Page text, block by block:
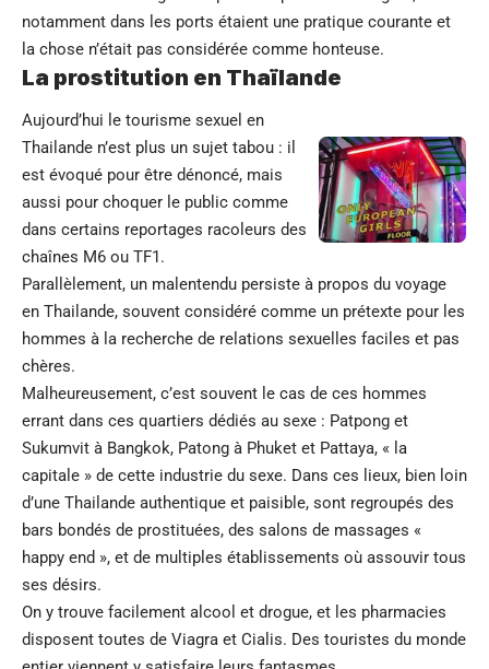
notamment dans les ports étaient une pratique courante et
la chose n’était pas considérée comme honteuse.
La prostitution en Thaïlande
Aujourd’hui le tourisme sexuel en
Thailande n’est plus un sujet tabou : il
est évoqué pour être dénoncé, mais
aussi pour choquer le public comme
dans certains reportages racoleurs des
chaînes M6 ou TF1.
Parallèlement, un malentendu persiste à propos du voyage
en Thailande, souvent considéré comme un prétexte pour les
hommes à la recherche de relations sexuelles faciles et pas
chères.
Malheureusement, c’est souvent le cas de ces hommes
errant dans ces quartiers dédiés au sexe : Patpong et
Sukumvit à Bangkok, Patong à Phuket et Pattaya, « la
capitale » de cette industrie du sexe. Dans ces lieux, bien loin
d’une Thailande authentique et paisible, sont regroupés des
bars bondés de prostituées, des salons de massages «
happy end », et de multiples établissements où assouvir tous
ses désirs.
On y trouve facilement alcool et drogue, et les pharmacies
disposent toutes de Viagra et Cialis. Des touristes du monde